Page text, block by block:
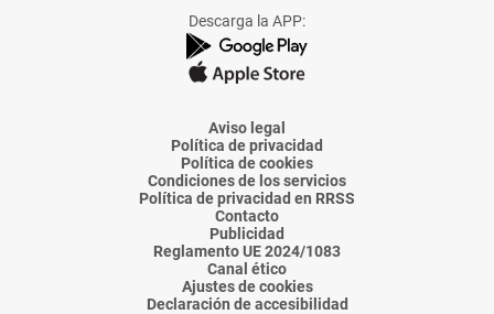
de
La
Voz
Almería
de
La
Voz
Almería
de
La
Voz
Almería
de
La
Voz
Almería
de
La
Voz
Descarga la APP:
Aviso legal
Política de privacidad
Política de cookies
Condiciones de los servicios
Política de privacidad en RRSS
Contacto
Publicidad
Reglamento UE 2024/1083
Canal ético
Ajustes de cookies
Declaración de accesibilidad